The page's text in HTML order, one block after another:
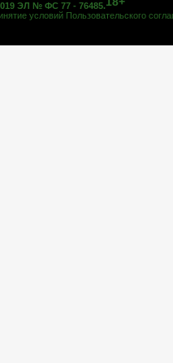
ЭЛ № ФС 77 - 76485.
условий Пользовательского